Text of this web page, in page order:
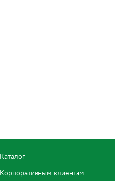
Каталог
Корпоративным клиентам